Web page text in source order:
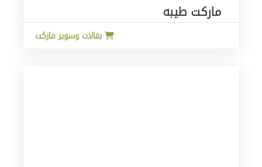
ماركت طيبه
بقالات وسوبر ماركت